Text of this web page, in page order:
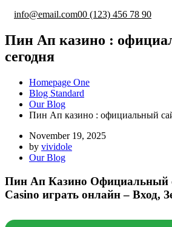
info@email.com00 (123) 456 78 90
Пин Ап казино :
сегодня
Homepage One
Blog Standard
Our Blog
Пин Ап казино : официальный
November 19, 2025
by vividole
Our Blog
Пин Ап Казино Официальный
Casino играть онлайн – Вход,